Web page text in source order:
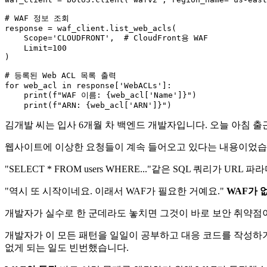
# WAF 정보 조회
response = waf_client.list_web_acls(
    Scope=
'CLOUDFRONT' , # CloudFront용 WAF
    Limit=
100
)
# 등록된 Web ACL 목록 출력
for web_acl in response[ 'WebACLs'
]:
print ( f"WAF 이름: {web_acl[ 'Name' ]} " )
print ( f"ARN: {web_acl[ 'ARN' ]} "
김개발 씨는 입사 6개월 차 백엔드 개발자입니다. 오늘 아침
웹사이트에 이상한 요청들이 계속 들어오고 있다는 내용이었
"SELECT * FROM users WHERE..."같은 SQL 쿼리가 URL
"역시 또 시작이네요. 이래서 WAF가 필요한 거예요." WAF가
개발자가 실수로 한 군데라도 놓치면 그것이 바로 보안 취약
개발자가 이 모든 패턴을 일일이 공부하고 대응 코드를 작성
없게 되는 일도 빈번했습니다.